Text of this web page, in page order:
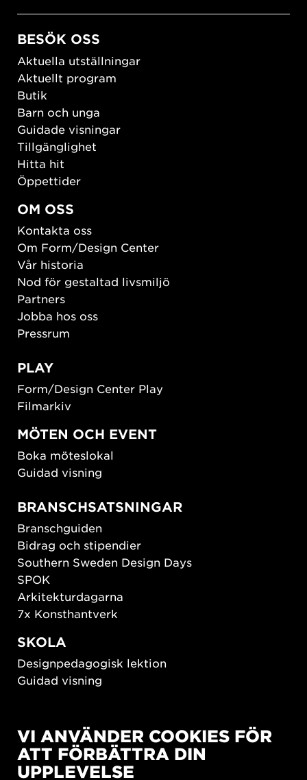
BESÖK OSS
Aktuella utställningar
Aktuellt program
Butik
Barn och unga
Guidade visningar
Tillgänglighet
Hitta hit
Öppettider
OM OSS
Kontakta oss
Om Form/Design Center
Vår historia
Nod för gestaltad livsmiljö
Partners
Jobba hos oss
Pressrum
PLAY
Form/Design Center Play
Filmarkiv
MÖTEN OCH EVENT
Boka möteslokal
Guidad visning
BRANSCHSATSNINGAR
Branschguiden
Bidrag och stipendier
Southern Sweden Design Days
SPOK
Arkitekturdagarna
7x Konsthantverk
SKOLA
Designpedagogisk lektion
Guidad visning
New European Bauhaus
SUSTAINORDIC
Share Future Living
VI ANVÄNDER COOKIES FÖR
ATT FÖRBÄTTRA DIN
UPPLEVELSE